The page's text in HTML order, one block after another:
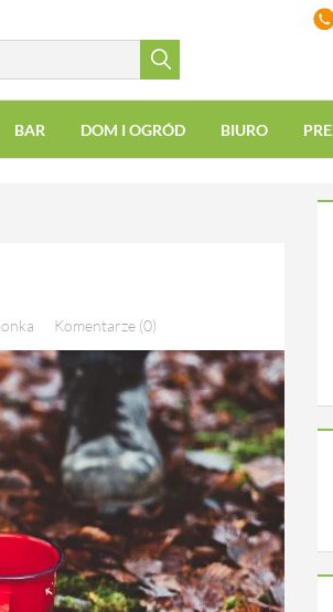
BAR DOM I OGRÓD BIURO
Komentarze (0)